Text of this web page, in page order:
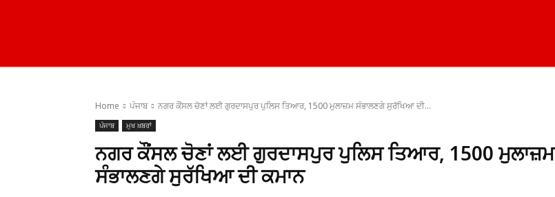
Home ਪੰਜਾਬ ਨਗਰ ਕੌਂਸਲ ਚੋਣਾਂ ਲਈ ਗੁਰਦਾਸਪੁਰ ਪੁਲਿਸ ਤਿਆਰ, 1500 ਮੁਲਾਜ਼ਮ ਸੰਭਾਲਣਗੇ ਸੁਰੱਖਿਆ ਦੀ...
ਪੰਜਾਬ ਮੁਖ ਖ਼ਬਰਾਂ
ਨਗਰ ਕੌਂਸਲ ਚੋਣਾਂ ਲਈ ਗੁਰਦਾਸਪੁਰ ਪੁਲਿਸ ਤਿਆਰ, 1500 ਮੁਲਾਜ਼ਮ
ਸੰਭਾਲਣਗੇ ਸੁਰੱਖਿਆ ਦੀ ਕਮਾਨ